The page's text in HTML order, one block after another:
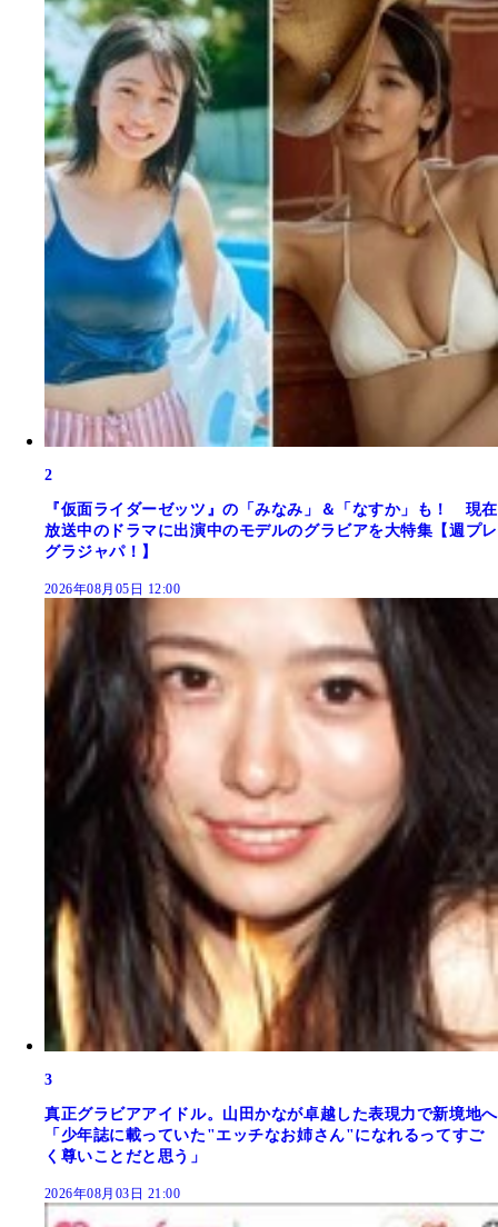
2
『仮面ライダーゼッツ』の「みなみ」＆「なすか」も！ 現在
放送中のドラマに出演中のモデルのグラビアを大特集【週プレ
グラジャパ！】
2026年08月05日 12:00
3
真正グラビアアイドル。山田かなが卓越した表現力で新境地へ
「少年誌に載っていた"エッチなお姉さん"になれるってすご
く尊いことだと思う」
2026年08月03日 21:00